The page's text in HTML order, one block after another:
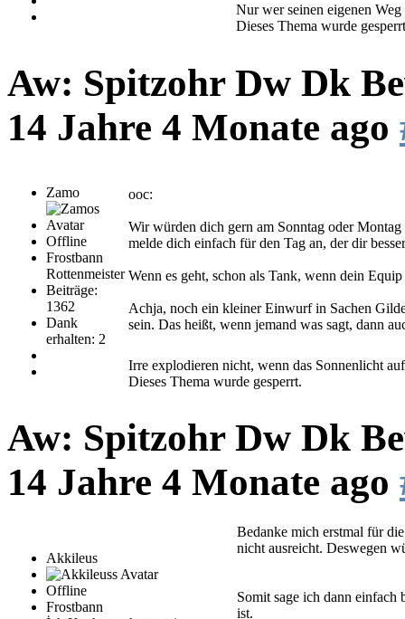
Nur wer seinen eigenen
Dieses Thema wurde
Aw: Spitzohr Dw Dk
14 Jahre 4 Monate ago
Zamo
Offline
Frostbann
Rottenmeister
Beiträge:
1362
Dank
erhalten: 2
ooc:
Wir würden dich gern am Sonntag oder
melde dich einfach für den Tag an, der dir
Wenn es geht, schon als Tank, wenn dein
Achja, noch ein kleiner Einwurf in Sachen
sein. Das heißt, wenn jemand was sagt, dann
Irre explodieren nicht, wenn das Sonnenlicht
Dieses Thema wurde gesperrt.
Aw: Spitzohr Dw Dk
14 Jahre 4 Monate ago
Akkileus
Offline
Frostbann
Bedanke mich erstmal für
nicht ausreicht. Deswegen
Somit sage ich dann einfach
ist.